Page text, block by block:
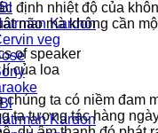
Kardon
veg
Kardon
định nhiệt độ của
não mà không cần
lí của loa
chúng ta có niềm đam
ta tương tác hàng